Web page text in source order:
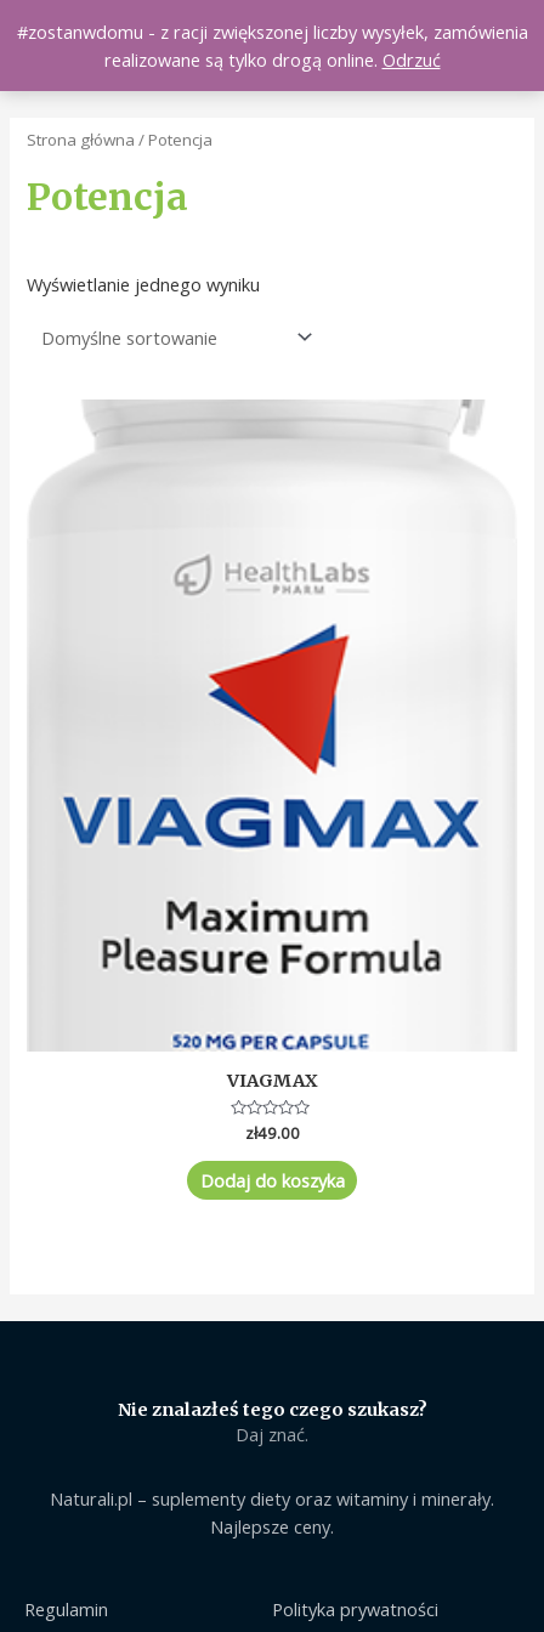
Naturali.pl
Main
0
Strona główna / Potencja
Potencja
Wyświetlanie jednego wyniku
VIAGMAX
Oceniono
na
5
zł49.00
Dodaj do koszyka
Nie znalazłeś tego czego szukasz?
Daj znać.
Naturali.pl – suplementy diety oraz witaminy i minerały.
Najlepsze ceny.
Regulamin Polityka prywatności
#zostanwdomu - z racji zwiększonej liczby wysyłek, zamówienia
realizowane są tylko drogą online. Odrzuć